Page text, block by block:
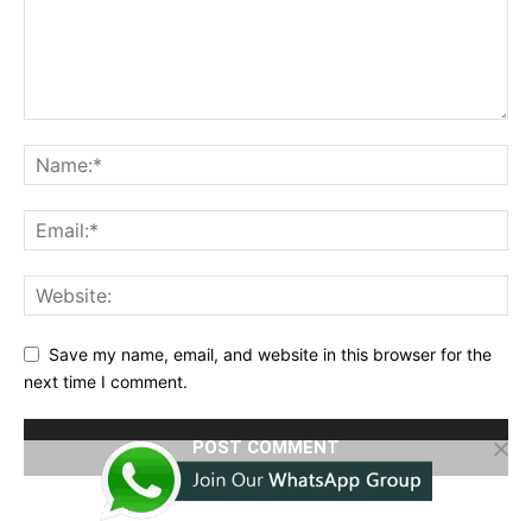
Save my name, email, and website in this browser for the
next time I comment.